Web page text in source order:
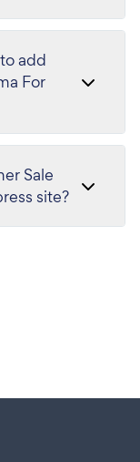
add
For
Sale
site?